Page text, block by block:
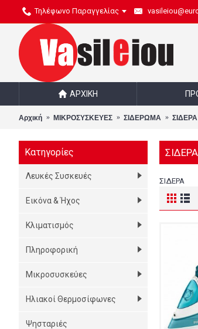
Τηλέφωνο Παραγγελίας
ΑΡΧΙΚΉ
Αρχική ΜΙΚΡΟΣΥΣΚΕΥΕΣ ΣΙΔΕΡΩΜΑ
Κατηγορίες
Λευκές Συσκευές
Εικόνα & Ήχος
Κλιματισμός
Πληροφορική
Μικροσυσκεύες
Ηλιακοί Θερμοσίφωνες
Ψησταριές
ΣΙΔΕΡΑ